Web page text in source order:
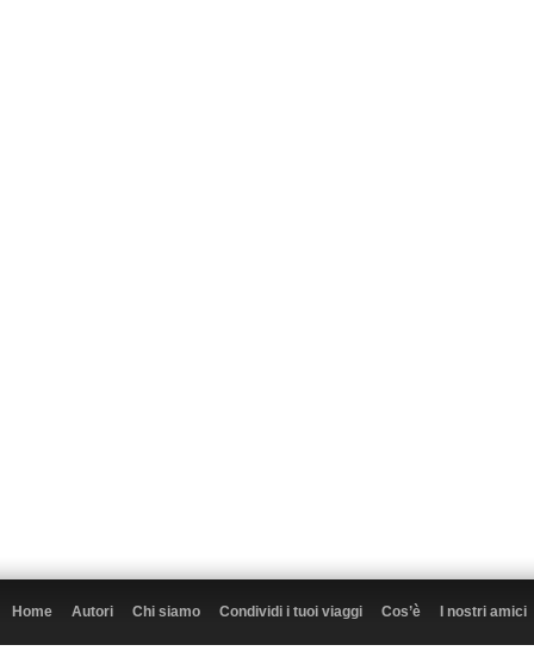
Home Autori Chi siamo Condividi i tuoi viaggi Cos’è I nostri amici